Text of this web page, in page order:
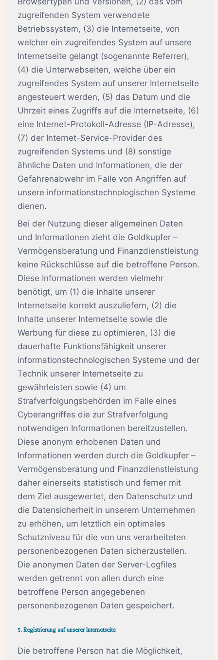
zugreifenden System verwendete
Betriebssystem, (3) die Internetseite, von
welcher ein zugreifendes System auf unsere
Internetseite gelangt (sogenannte Referrer),
(4) die Unterwebseiten, welche über ein
zugreifendes System auf unserer Internetseite
angesteuert werden, (5) das Datum und die
Uhrzeit eines Zugriffs auf die Internetseite, (6)
eine Internet-Protokoll-Adresse (IP-Adresse),
(7) der Internet-Service-Provider des
zugreifenden Systems und (8) sonstige
ähnliche Daten und Informationen, die der
Gefahrenabwehr im Falle von Angriffen auf
unsere informationstechnologischen Systeme
dienen.
Bei der Nutzung dieser allgemeinen Daten
und Informationen zieht die Goldkupfer –
Vermögensberatung und Finanzdienstleistung
keine Rückschlüsse auf die betroffene Person.
Diese Informationen werden vielmehr
benötigt, um (1) die Inhalte unserer
Internetseite korrekt auszuliefern, (2) die
Inhalte unserer Internetseite sowie die
Werbung für diese zu optimieren, (3) die
dauerhafte Funktionsfähigkeit unserer
informationstechnologischen Systeme und der
Technik unserer Internetseite zu
gewährleisten sowie (4) um
Strafverfolgungsbehörden im Falle eines
Cyberangriffes die zur Strafverfolgung
notwendigen Informationen bereitzustellen.
Diese anonym erhobenen Daten und
Informationen werden durch die Goldkupfer –
Vermögensberatung und Finanzdienstleistung
daher einerseits statistisch und ferner mit
dem Ziel ausgewertet, den Datenschutz und
die Datensicherheit in unserem Unternehmen
zu erhöhen, um letztlich ein optimales
Schutzniveau für die von uns verarbeiteten
personenbezogenen Daten sicherzustellen.
Die anonymen Daten der Server-Logfiles
werden getrennt von allen durch eine
betroffene Person angegebenen
personenbezogenen Daten gespeichert.
5. Registrierung auf unserer Internetseite
Die betroffene Person hat die Möglichkeit,